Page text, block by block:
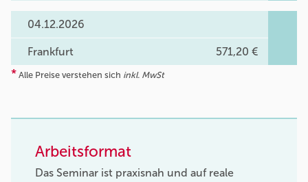
04.12.2026
Frankfurt 571,20 €
* Alle Preise verstehen sich inkl. MwSt
Arbeitsformat
Das Seminar ist praxisnah und auf reale